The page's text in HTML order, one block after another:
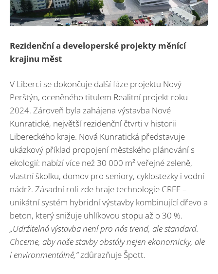
Rezidenční a developerské projekty měnící
krajinu měst
V Liberci se dokončuje další fáze projektu Nový
Perštýn, oceněného titulem Realitní projekt roku
2024. Zároveň byla zahájena výstavba Nové
Kunratické, největší rezidenční čtvrti v historii
Libereckého kraje. Nová Kunratická představuje
ukázkový příklad propojení městského plánování s
ekologií: nabízí více než 30 000 m² veřejné zeleně,
vlastní školku, domov pro seniory, cyklostezky i vodní
nádrž. Zásadní roli zde hraje technologie CREE –
unikátní systém hybridní výstavby kombinující dřevo a
beton, který snižuje uhlíkovou stopu až o 30 %.
„Udržitelná výstavba není pro nás trend, ale standard.
Chceme, aby naše stavby obstály nejen ekonomicky, ale
i environmentálně,“zdůrazňuje Špott.